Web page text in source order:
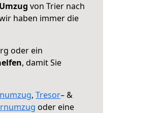
von Trier nach
haben immer die
oder ein
, damit Sie
, Tresor– &
oder eine